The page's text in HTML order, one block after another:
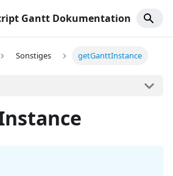
Gantt Dokumentation
Sonstiges getGanttInstance